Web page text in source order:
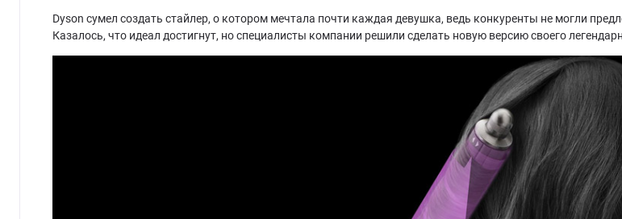
Dyson сумел создать стайлер, о котором мечтала почти каждая девушка, ведь конкуренты не могли
Казалось, что идеал достигнут, но специалисты компании решили сделать новую версию своего